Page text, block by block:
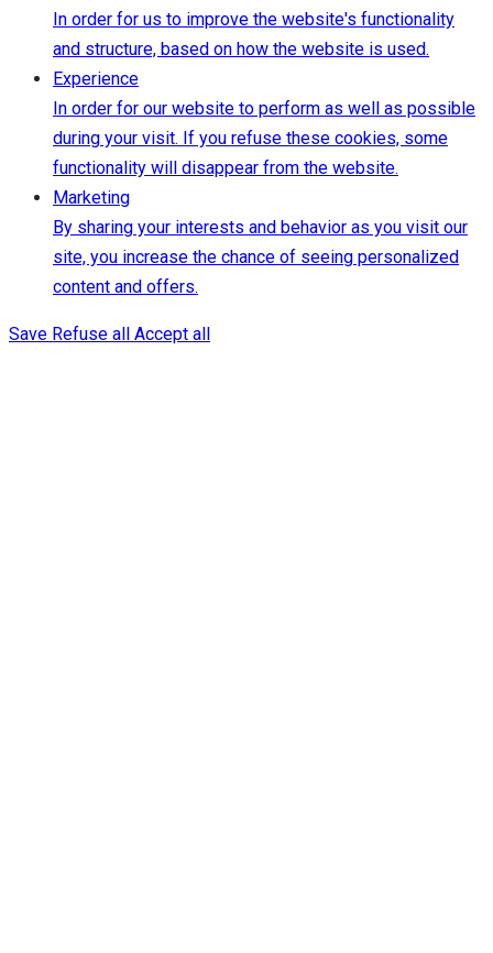
In order for us to improve the website's functionality
and structure, based on how the website is used.
Experience
In order for our website to perform as well as possible
during your visit. If you refuse these cookies, some
functionality will disappear from the website.
Marketing
By sharing your interests and behavior as you visit our
site, you increase the chance of seeing personalized
content and offers.
Save Refuse all Accept all